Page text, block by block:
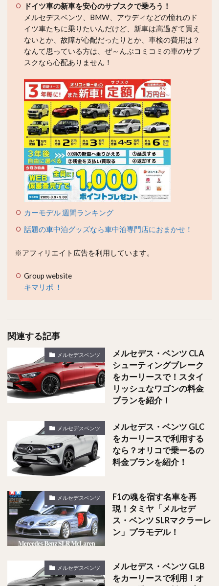
ドイツ車の新車を安心のサブスクで乗ろう！
メルセデスベンツ、BMW、アウディなどの憧れのド
イツ車たちに乗りたいんだけど、新車は高過ぎて買え
ないとか、故障が心配だったりとか、車検の費用は？
なんて思っている方は、ぜ～んぶコミコミの車のサブ
スクなら心配ありません！
カーモデル 週間ランキング
話題の車中泊グッズなら車中泊専門店におまかせ！
※アフィリエイト広告を利用しています。
Group website
キマリポ ！
関連する記事
メルセデスベンツ
メルセデス・ベンツ CLA
シューティングブレーク
をカーリースで！スタイ
リッシュなワゴンの料金
プランを紹介！
メルセデスベンツ
メルセデス・ベンツ GLC
をカーリースで利用する
なら？オリコで乗ーるの
料金プランを紹介！
メルセデスベンツ
F1の魂を宿す名車を再
現！タミヤ「メルセデ
ス・ベンツ SLRマクラーレ
ン」プラモデル！
メルセデスベンツ
メルセデス・ベンツ GLB
をカーリースで利用！オ